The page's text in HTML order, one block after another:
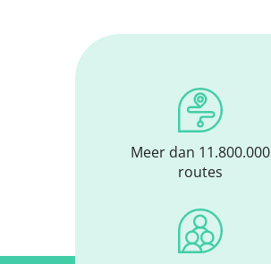
Meer dan 11.800.000
routes